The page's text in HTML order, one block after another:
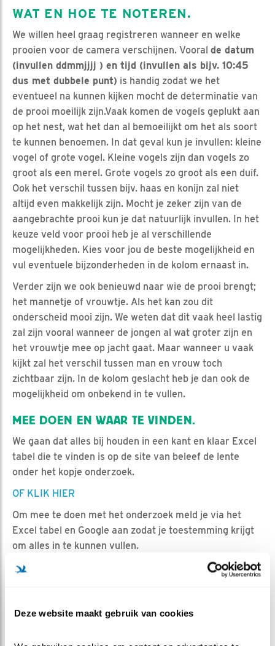
Deze website maakt gebruik van cookies
WAT EN HOE TE NOTEREN.
We willen heel graag registreren wanneer en welke
prooien voor de camera verschijnen. Vooral de datum
(invullen ddmmjjjj ) en tijd (invullen als bijv. 10:45
dus met dubbele punt) is handig zodat we het
eventueel na kunnen kijken mocht de determinatie van
de prooi moeilijk zijn.Vaak komen de vogels geplukt aan
op het nest, wat het dan al bemoeilijkt om het als soort
te kunnen benoemen. In dat geval kun je invullen: kleine
vogel of grote vogel. Kleine vogels zijn dan vogels zo
groot als een merel. Grote vogels zo groot als een duif.
Ook het verschil tussen bijv. haas en konijn zal niet
altijd even makkelijk zijn. Mocht je zeker zijn van de
aangebrachte prooi kun je dat natuurlijk invullen. In het
keuze veld voor prooi heb je al verschillende
mogelijkheden. Kies voor jou de beste mogelijkheid en
vul eventuele bijzonderheden in de kolom ernaast in.
Verder zijn we ook benieuwd naar wie de prooi brengt;
het mannetje of vrouwtje. Als het kan zou dit
onderscheid mooi zijn. We weten dat dit vaak heel lastig
zal zijn vooral wanneer de jongen al wat groter zijn en
het vrouwtje mee op jacht gaat. Maar wanneer u vaak
kijkt zal het verschil tussen man en vrouw toch
zichtbaar zijn. In de kolom geslacht heb je dan ook de
mogelijkheid om onbekend in te vullen.
MEE DOEN EN WAAR TE VINDEN.
We gaan dat alles bij houden in een kant en klaar Excel
tabel die te vinden is op de site van beleef de lente
onder het kopje onderzoek.
OF KLIK HIER
Om mee te doen met het onderzoek meld je via het
Excel tabel en Google aan zodat je toestemming krijgt
om alles in te kunnen vullen.
Op speciaal verzoek staan er ook 2 tabbladen extra op
is er vast wel iemand te vinden die kan/wil helpen.